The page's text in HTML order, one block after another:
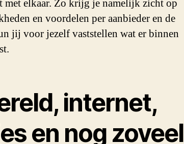
met elkaar. Zo krijg je namelijk zicht op
en voordelen per aanbieder en de
jij voor jezelf vaststellen wat er binnen
internet,
en nog zoveel